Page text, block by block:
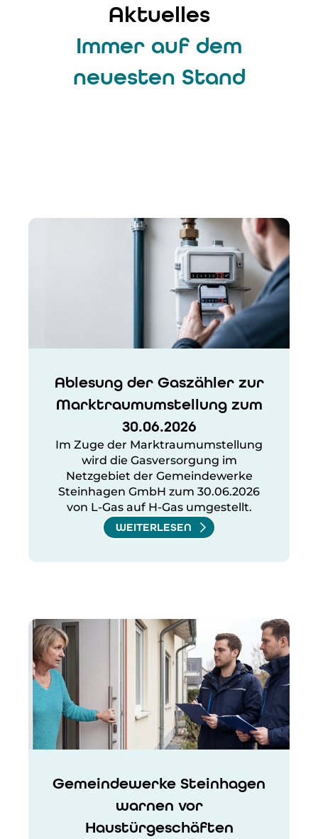
Aktuelles
Immer auf dem
neuesten Stand
Ablesung der Gaszähler zur
Marktraumumstellung zum
30.06.2026
Im Zuge der Marktraumumstellung
wird die Gasversorgung im
Netzgebiet der Gemeindewerke
Steinhagen GmbH zum 30.06.2026
von L-Gas auf H-Gas umgestellt.
WEITERLESEN
Gemeindewerke Steinhagen
warnen vor
Haustürgeschäften